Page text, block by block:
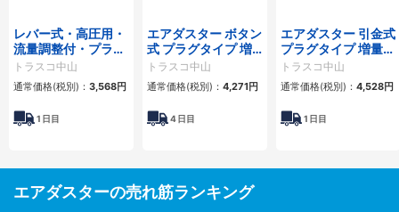
レバー式・高圧用・
流量調整付・プラグ
タイプ
トラスコ中山
通常価格(税別)： 3,568円
1 日目
エアダスター ボタン
式 プラグタイプ 増
量ノズル
トラスコ中山
通常価格(税別)： 4,271円
4日目
エアダスター 引金式
プラグタイプ 増量ノ
ズル
トラスコ中山
通常価格(税別)： 4,528円
1 日目
エアダスターの売れ筋ランキング